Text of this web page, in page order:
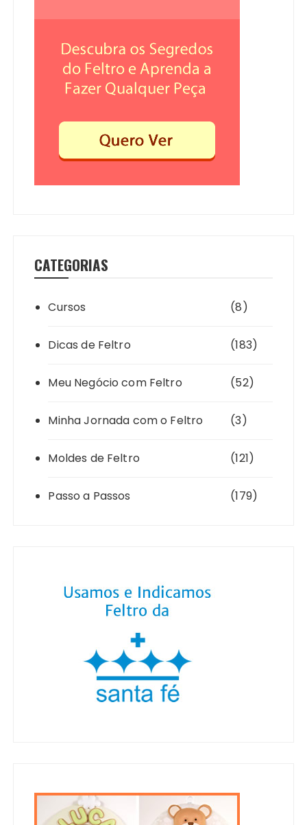
CATEGORIAS
Cursos (8)
Dicas de Feltro (183)
Meu Negócio com Feltro (52)
Minha Jornada com o Feltro (3)
Moldes de Feltro (121)
Passo a Passos (179)